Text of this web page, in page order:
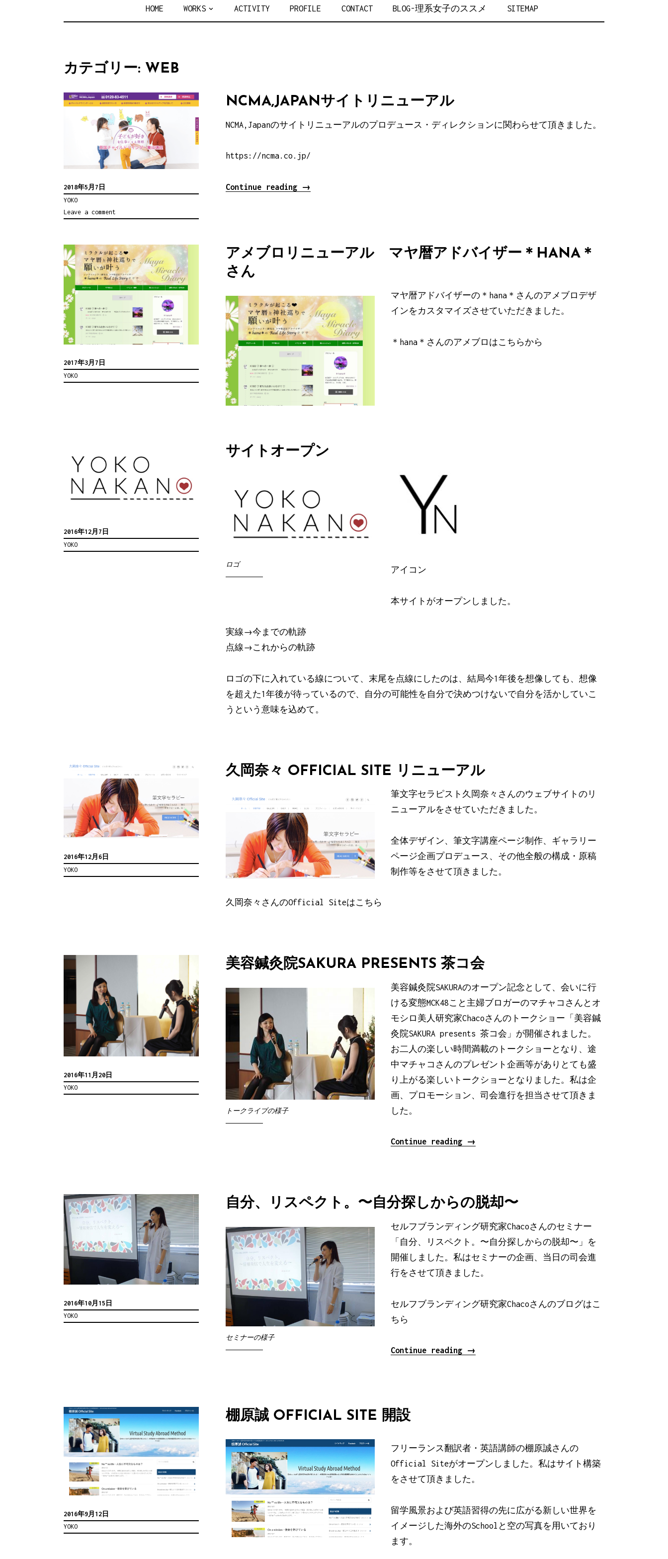
YOKO NAKANO
HOME WORKS ACTIVITY PROFILE CONTACT BLOG-理系女子のススメ SITEMAP
カテゴリー: WEB
2018年5月7日
YOKO
Leave a comment
NCMA,JAPANサイトリニューアル
NCMA,Japanのサイトリニューアルのプロデュース・ディレクションに関わらせて頂きました。
https://ncma.co.jp/
Continue reading “NCMA,Japan
リ
ー
ア
ル”
→
2017年3月7日
YOKO
アメブロリニューアル マヤ暦アドバイザー＊HANA＊
さん
マヤ暦アドバイザーの＊hana＊さんのアメブロデザ
インをカスタマイズさせていただきました。
＊hana＊さんのアメブロは こちらから
2016年12月7日
YOKO
サイトオープン
ロゴ
アイコン
本サイトがオープンしました。
実線→今までの軌跡
点線→これからの軌跡
ロゴの下に入れている線について、末尾を点線にしたのは、結局今1年後を想像しても、想像
を超えた1年後が待っているので、自分の可能性を自分で決めつけないで自分を活かしていこ
うという意味を込めて。
2016年12月6日
YOKO
久岡奈々 OFFICIAL SITE リニューアル
筆文字セラピスト久岡奈々さんのウェブサイトのリ
ニューアルをさせていただきました。
全体デザイン、筆文字講座ページ制作、ギャラリー
ページ企画プロデュース、その他全般の構成・原稿
制作等をさせて頂きました。
久岡奈々さんのOfficial Siteはこちら
2016年11月20日
YOKO
美容鍼灸院SAKURA PRESENTS 茶コ会
トークライブの様子
美容鍼灸院SAKURAのオープン記念として、会いに行
ける変態MCK48こと主婦ブロガーのマチャコさんとオ
モシロ美人研究家Chacoさんのトークショー「美容鍼
灸院SAKURA presents 茶コ会」が開催されました。
お二人の楽しい時間満載のトークショーとなり、途
中マチャコさんのプレゼント企画等がありとても盛
り上がる楽しいトークショーとなりました。私は企
画、プロモーション、司会進行を担当させて頂きま
した。
Continue reading
“美
院
presents
茶
コ
会”
→
2016年10月15日
YOKO
自分、リスペクト。〜自分探しからの脱却〜
セミナーの様子
セルフブランディング研究家Chacoさんのセミナー
「自分、リスペクト。〜自分探しからの脱却〜」を
開催しました。私はセミナーの企画、当日の司会進
行をさせて頂きました。
セルフブランディング研究家Chacoさんのブログはこ
ちら
Continue reading
“自
ト。〜
→
2016年9月12日
YOKO
棚原誠 OFFICIAL SITE 開設
フリーランス翻訳者・英語講師の棚原誠さんの
Official Siteがオープンしました。私はサイト構築
をさせて頂きました。
留学風景および英語習得の先に広がる新しい世界を
イメージした海外のSchoolと空の写真を用いており
ます。